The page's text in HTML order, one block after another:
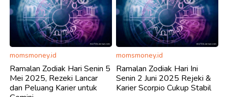
momsmoney.id
Ramalan Zodiak Hari Senin 5
Mei 2025, Rezeki Lancar
dan Peluang Karier untuk
momsmoney.id
Ramalan Zodiak Hari Ini
Senin 2 Juni 2025 Rejeki &
Karier Scorpio Cukup Stabil